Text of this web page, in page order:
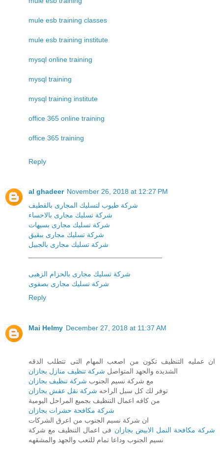
mule esb training classes
mule esb training institute
mysql online training
mysql training
mysql training institute
office 365 online training
office 365 training
Reply
al ghadeer November 26, 2018 at 12:27 PM
شركة طيوب لتسليك المجارى بالقطيف
شركة تسليك مجارى بالاحساء
شركة تسليك مجارى بسيهات
شركة تسليك مجارى ببقيق
شركة تسليك مجارى بالجبيل
شركة تسليك مجارى بالحزام الزهبى
شركة تسليك مجارى بصفوى
Reply
Mai Helmy December 27, 2018 at 11:37 AM
ان عمليه التنظيف تكون من اصعب المهام التى تتطلب الدقه
الشديده والجهد المتواصل شركة تنظيف منازل بجازان
مع شركة نسيم الجنوب شركة تنظيف بجازان
توفر لك كل سبل الراحه شركة نقل عفش بجازان
من كافه اعمال التنظيف بجميع المراحل اليومية
شركة مكافحة حشرات بجازان
ان شركة نسيم الجنوب من اعرق الشركات
شركة مكافحة النمل الابيض بجازان فى اعمال التنظيف مع شركة
نسيم الجنوب وداعا تمام للتعب والجهد والمشقهه